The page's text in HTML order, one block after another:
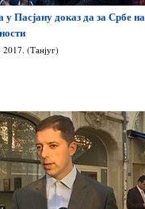
Пасјану доказ да за Србе на
2017. (Танјуг)